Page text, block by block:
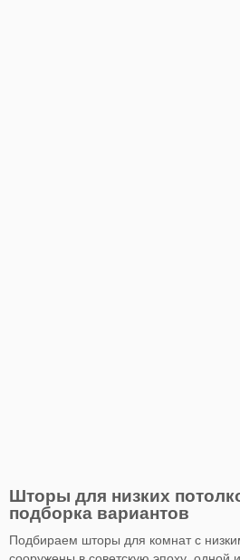
Шторы для низких
подборка вариантов
Подбираем шторы для комнат с